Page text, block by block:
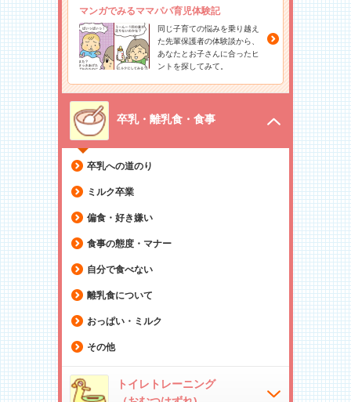
マンガでみるママパパ育児体験記
同じ子育ての悩みを乗り越え
た先輩保護者の体験談から、
あなたとお子さんに合ったヒ
ントを探してみて。
卒乳・離乳食・食事
卒乳への道のり
ミルク卒業
偏食・好き嫌い
食事の態度・マナー
自分で食べない
離乳食について
おっぱい・ミルク
その他
トイレトレーニング